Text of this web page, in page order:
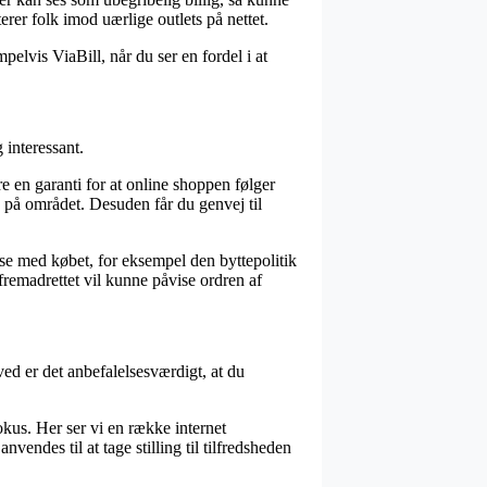
folk imod uærlige outlets på nettet.
ViaBill, når du ser en fordel i at
en garanti for at online shoppen følger
området. Desuden får du genvej til
med købet, for eksempel den byttepolitik
vil kunne påvise ordren af
er det anbefalelsesværdigt, at du
Her ser vi en række internet
til at tage stilling til tilfredsheden